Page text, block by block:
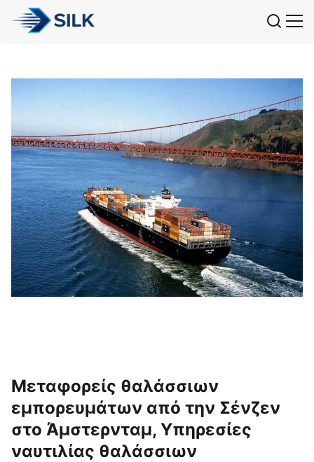
Μεταφορείς θαλάσσιων
εμπορευμάτων από την Σένζεν
στο Άμστερνταμ, Υπηρεσίες
ναυτιλίας θαλάσσιων